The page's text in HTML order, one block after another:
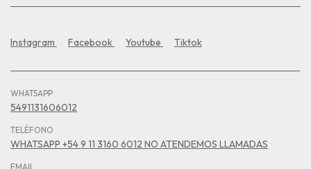
Instagram Facebook Youtube Tiktok
WHATSAPP
5491131606012
TELÉFONO
WHATSAPP +54 9 11 3160 6012 NO ATENDEMOS LLAMADAS
EMAIL